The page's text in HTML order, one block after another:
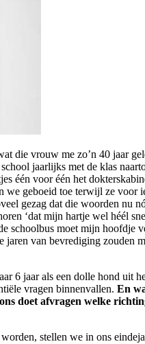
die vrouw me zo’n 40 jaar
jaarlijks met de klas
één voor één het
geboeid toe terwijl ze
gezag dat die woorden nu
‘dat mijn hartje wel héél
moet mijn hoofdje
van bevrediging
6 jaar als een dolle hond uit
vragen binnenvallen. En
doet afvragen welke
stellen we in ons